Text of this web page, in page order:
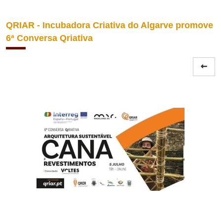
QRIAR - Incubadora Criativa do Algarve promove
6ª Conversa Qriativa